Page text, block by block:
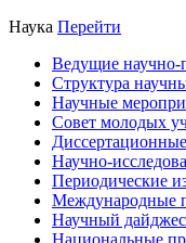
Наука Перейти
Ведущие научно-
Структура
Научные
Совет молодых
Научно-
Периодические
Международные
Научный
Национальные